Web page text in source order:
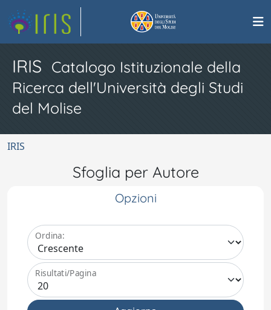
IRIS Catalogo Istituzionale della
Ricerca dell'Università degli Studi
del Molise
IRIS
Sfoglia per Autore
Opzioni
Ordina:
Risultati/Pagina